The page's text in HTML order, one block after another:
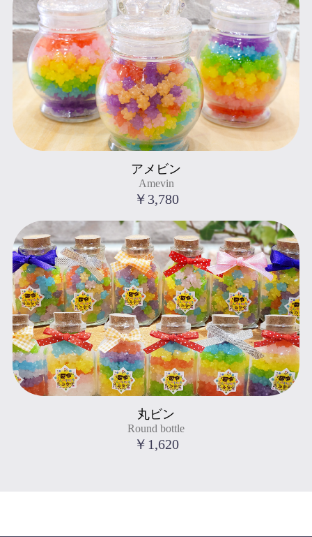
" title="アメビン
Amevin
">
アメビン
Amevin
￥3,780
" title="丸ビン
Round bottle
">
丸ビン
Round bottle
￥1,620